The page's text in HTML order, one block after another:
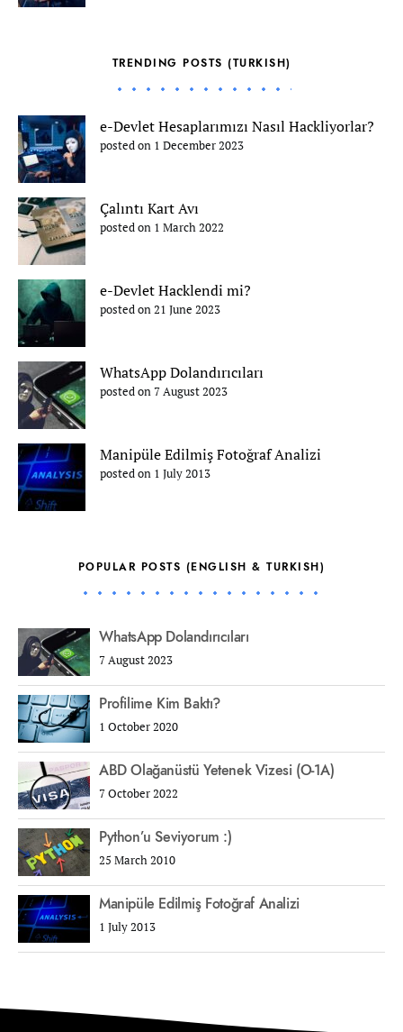
TRENDING POSTS (TURKISH)
e-Devlet Hesaplarımızı Nasıl Hackliyorlar?
posted on 1 December 2023
Çalıntı Kart Avı
posted on 1 March 2022
e-Devlet Hacklendi mi?
posted on 21 June 2023
WhatsApp Dolandırıcıları
posted on 7 August 2023
Manipüle Edilmiş Fotoğraf Analizi
posted on 1 July 2013
POPULAR POSTS (ENGLISH & TURKISH)
WhatsApp Dolandırıcıları
7 August 2023
Profilime Kim Baktı?
1 October 2020
ABD Olağanüstü Yetenek Vizesi (O-1A)
7 October 2022
Python’u Seviyorum :)
25 March 2010
Manipüle Edilmiş Fotoğraf Analizi
1 July 2013